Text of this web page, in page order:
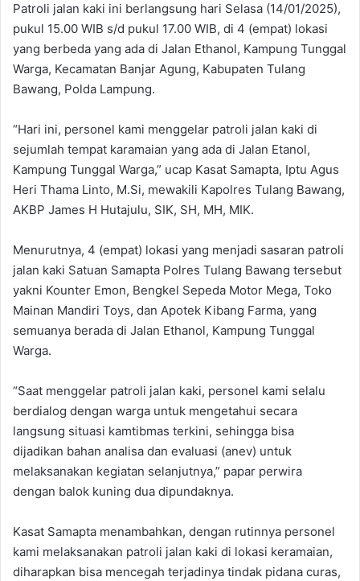
Patroli jalan kaki ini berlangsung hari Selasa (14/01/2025),
pukul 15.00 WIB s/d pukul 17.00 WIB, di 4 (empat) lokasi
yang berbeda yang ada di Jalan Ethanol, Kampung Tunggal
Warga, Kecamatan Banjar Agung, Kabupaten Tulang
Bawang, Polda Lampung.
“Hari ini, personel kami menggelar patroli jalan kaki di
sejumlah tempat karamaian yang ada di Jalan Etanol,
Kampung Tunggal Warga,” ucap Kasat Samapta, Iptu Agus
Heri Thama Linto, M.Si, mewakili Kapolres Tulang Bawang,
AKBP James H Hutajulu, SIK, SH, MH, MIK.
Menurutnya, 4 (empat) lokasi yang menjadi sasaran patroli
jalan kaki Satuan Samapta Polres Tulang Bawang tersebut
yakni Kounter Emon, Bengkel Sepeda Motor Mega, Toko
Mainan Mandiri Toys, dan Apotek Kibang Farma, yang
semuanya berada di Jalan Ethanol, Kampung Tunggal
Warga.
“Saat menggelar patroli jalan kaki, personel kami selalu
berdialog dengan warga untuk mengetahui secara
langsung situasi kamtibmas terkini, sehingga bisa
dijadikan bahan analisa dan evaluasi (anev) untuk
melaksanakan kegiatan selanjutnya,” papar perwira
dengan balok kuning dua dipundaknya.
Kasat Samapta menambahkan, dengan rutinnya personel
kami melaksanakan patroli jalan kaki di lokasi keramaian,
diharapkan bisa mencegah terjadinya tindak pidana curas,